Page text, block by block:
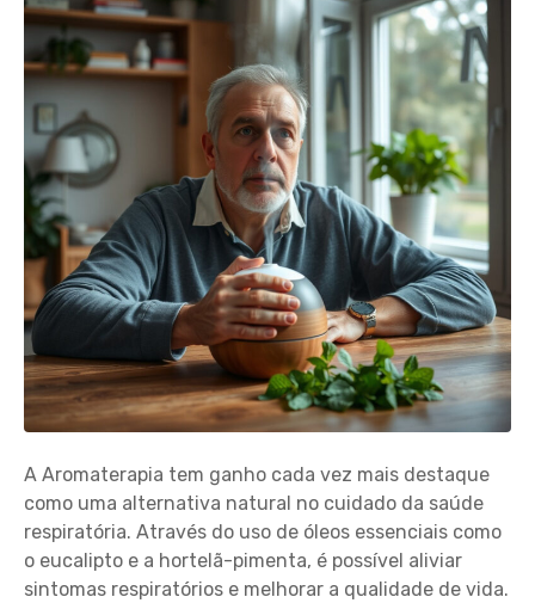
A Aromaterapia tem ganho cada vez mais destaque
como uma alternativa natural no cuidado da saúde
respiratória. Através do uso de óleos essenciais como
o eucalipto e a hortelã-pimenta, é possível aliviar
sintomas respiratórios e melhorar a qualidade de vida.